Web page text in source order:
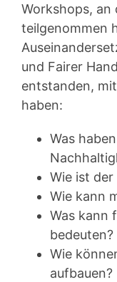
Workshops, an
teilgenommen
und Fairer
entstanden,
haben:
Was
Wie ist
Wie kann
Was kann
bedeuten?
Wie
aufbauen?